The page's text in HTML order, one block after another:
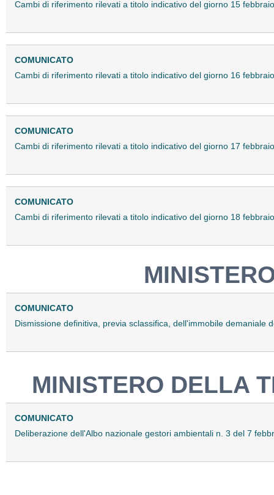
Cambi di riferimento rilevati a titolo indicativo del giorno 15
COMUNICATO
Cambi di riferimento rilevati a titolo indicativo del giorno 16
COMUNICATO
Cambi di riferimento rilevati a titolo indicativo del giorno 17
COMUNICATO
Cambi di riferimento rilevati a titolo indicativo del giorno 18
COMUNICATO
Dismissione definitiva, previa sclassifica, dell'immobile
MINISTERO DELLA
COMUNICATO
Deliberazione dell'Albo nazionale gestori ambientali n. 3 del 7